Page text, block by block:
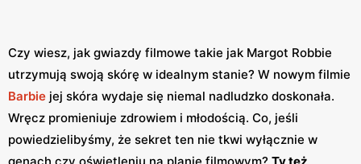
Czy wiesz, jak gwiazdy filmowe takie jak Margot Robbie
utrzymują swoją skórę w idealnym stanie? W nowym filmie
Barbie jej skóra wydaje się niemal nadludzko doskonała.
Wręcz promieniuje zdrowiem i młodością. Co, jeśli
powiedzielibyśmy, że sekret ten nie tkwi wyłącznie w